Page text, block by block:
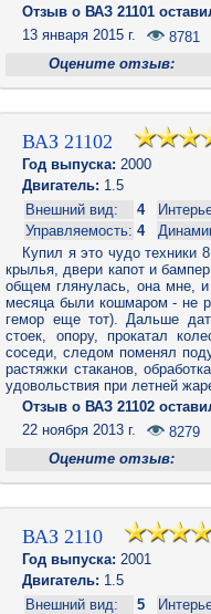
Отзыв o ВАЗ 21101
13 января 2015 г.
8781
Оцените отзыв:
ВАЗ 21102
Год выпуска: 2000
Двигатель: 1.5
Внешний вид:
4
Управляемость: 4
Купил я это чудо техники
крылья, двери капот и
общем глянулась, она мне,
месяца были кошмаром - не
гемор еще тот). Дальше
стоек, опору, прокатал
соседи, следом поменял
растяжки стаканов,
удовольствия при летней
Отзыв o ВАЗ 21102
22 ноября 2013 г.
8279
Оцените отзыв:
ВАЗ 2110
Год выпуска: 2001
Двигатель: 1.5
Внешний вид:
5